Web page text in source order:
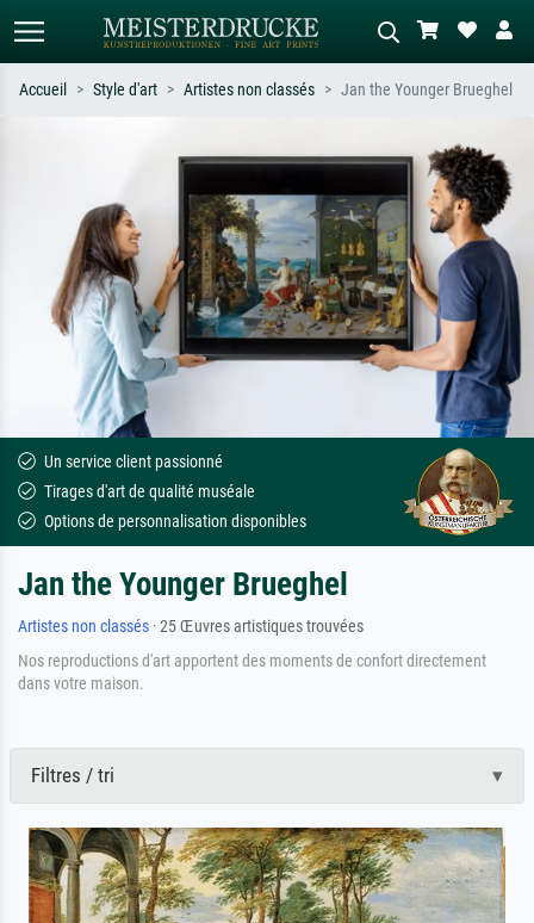
ex. Monet, Nuit étoilée,
impressionnisme, vague de Hokusai,
nu.
Décrivez la scène – ex. prairie verte,
abstrait avec beaucoup de rouge,
tableau sombre, nu debout près d'un
arbre.
Accueil Style d'art Artistes non classés Jan the Younger Brueghel
Un service client passionné
Tirages d'art de qualité muséale
Options de personnalisation disponibles
Jan the Younger Brueghel
Artistes non classés · 25 Œuvres artistiques trouvées
Nos reproductions d'art apportent des moments de confort directement
dans votre maison.
Filtres / tri